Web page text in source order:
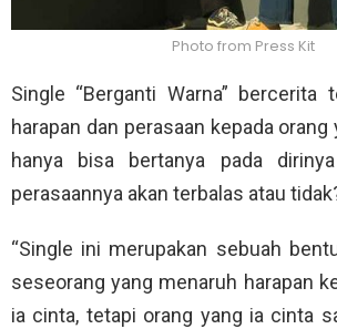
Photo from Press Kit
Single “Berganti Warna” bercerita
harapan dan perasaan kepada orang
hanya bisa bertanya pada
perasaannya akan terbalas atau
“Single ini merupakan sebuah
seseorang yang menaruh harapan
ia cinta, tetapi orang yang ia cinta